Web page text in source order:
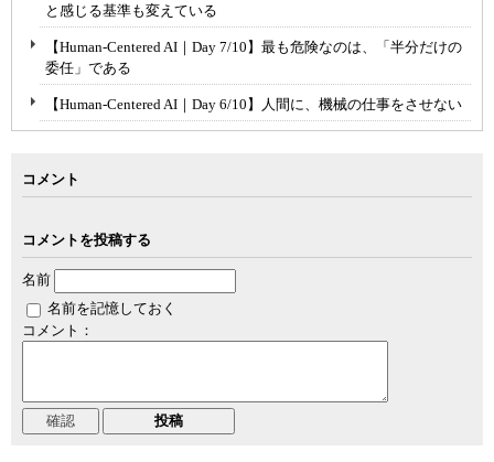
と感じる基準も変えている
【Human-Centered AI｜Day 7/10】最も危険なのは、「半分だけの
委任」である
【Human-Centered AI｜Day 6/10】人間に、機械の仕事をさせない
コメント
コメントを投稿する
名前
名前を記憶しておく
コメント：